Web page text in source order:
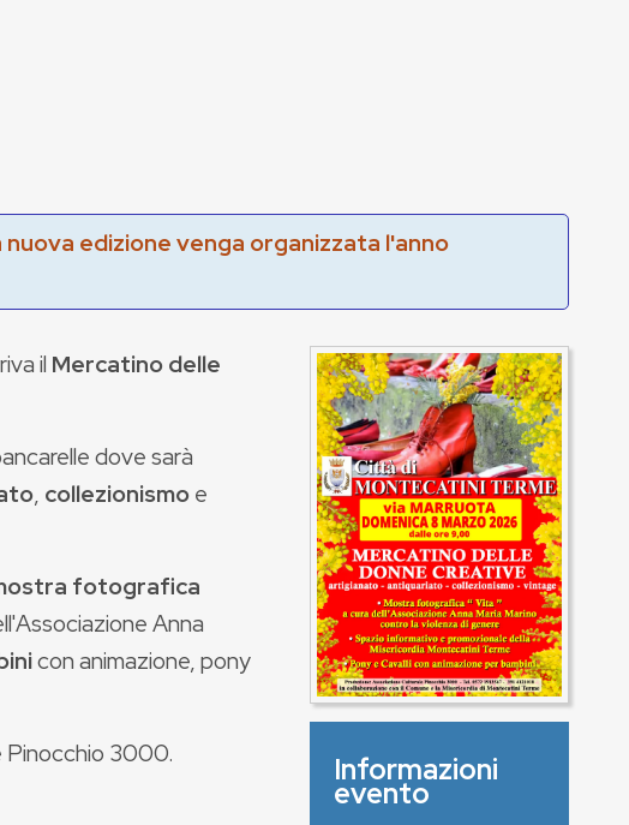
edizione venga organizzata l'anno
il Mercatino delle
dove sarà
, collezionismoe
fotografica
Anna
con animazione, pony
Pinocchio 3000.
Informazioni
evento